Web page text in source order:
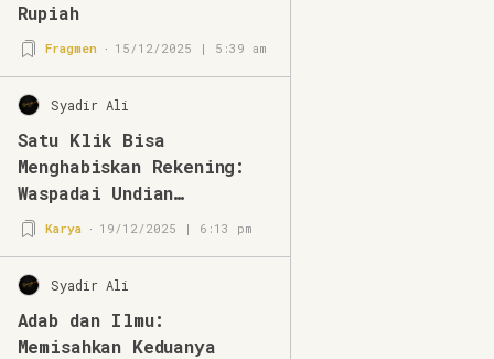
Rupiah
Fragmen 15/12/2025 | 5:39 am
Syadir Ali
Satu Klik Bisa
Menghabiskan Rekening:
Waspadai Undian
Mengatasnamakan BRImo
Karya 19/12/2025 | 6:13 pm
Syadir Ali
Adab dan Ilmu:
Memisahkan Keduanya